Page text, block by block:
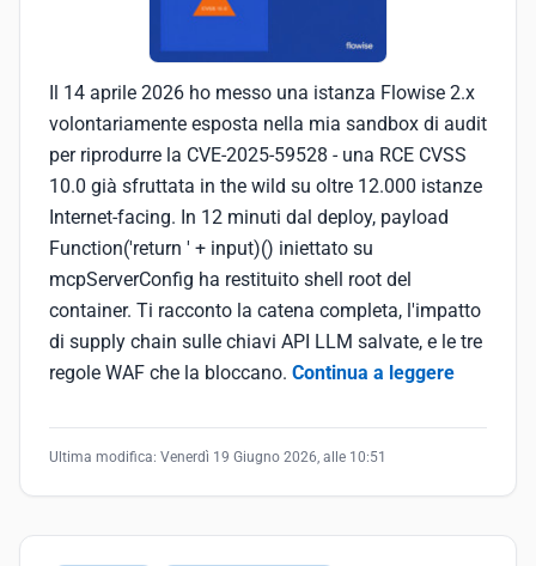
Il 14 aprile 2026 ho messo una istanza Flowise 2.x
volontariamente esposta nella mia sandbox di audit
per riprodurre la CVE-2025-59528 - una RCE CVSS
10.0 già sfruttata in the wild su oltre 12.000 istanze
Internet-facing. In 12 minuti dal deploy, payload
Function('return ' + input)() iniettato su
mcpServerConfig ha restituito shell root del
container. Ti racconto la catena completa, l'impatto
di supply chain sulle chiavi API LLM salvate, e le tre
regole WAF che la bloccano. Continua a leggere
Ultima modifica: Venerdì 19 Giugno 2026, alle 10:51